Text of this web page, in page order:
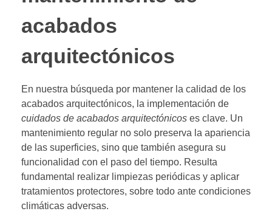
acabados
arquitectónicos
En nuestra búsqueda por mantener la calidad de los
acabados arquitectónicos, la implementación de
cuidados de acabados arquitectónicos es clave. Un
mantenimiento regular no solo preserva la apariencia
de las superficies, sino que también asegura su
funcionalidad con el paso del tiempo. Resulta
fundamental realizar limpiezas periódicas y aplicar
tratamientos protectores, sobre todo ante condiciones
climáticas adversas.